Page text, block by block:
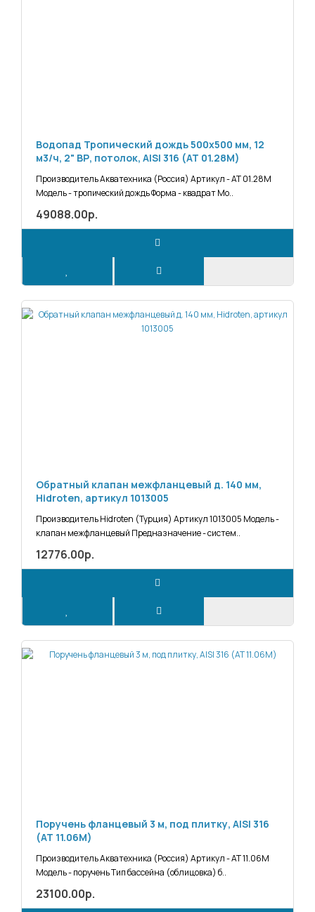
Водопад Тропический дождь 500х500 мм, 12
м3/ч, 2" ВР, потолок, AISI 316 (АТ 01.28М)
Производитель Акватехника (Россия) Артикул - АТ 01.28М
Модель - тропический дождь Форма - квадрат Мо..
49088.00р.
Обратный клапан межфланцевый д. 140 мм,
Hidroten, артикул 1013005
Производитель Hidroten (Турция) Артикул 1013005 Модель -
клапан межфланцевый Предназначение - систем..
12776.00р.
Поручень фланцевый 3 м, под плитку, AISI 316
(АТ 11.06М)
Производитель Акватехника (Россия) Артикул - АТ 11.06М
Модель - поручень Тип бассейна (облицовка) б..
23100.00р.